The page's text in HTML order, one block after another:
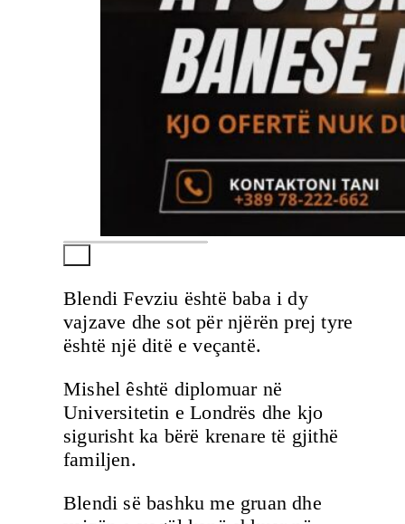
Blendi Fevziu është baba i dy
vajzave dhe sot për njërën prej tyre
është një ditë e veçantë.
Mishel êshtë diplomuar në
Universitetin e Londrës dhe kjo
sigurisht ka bërë krenare të gjithë
familjen.
Blendi së bashku me gruan dhe